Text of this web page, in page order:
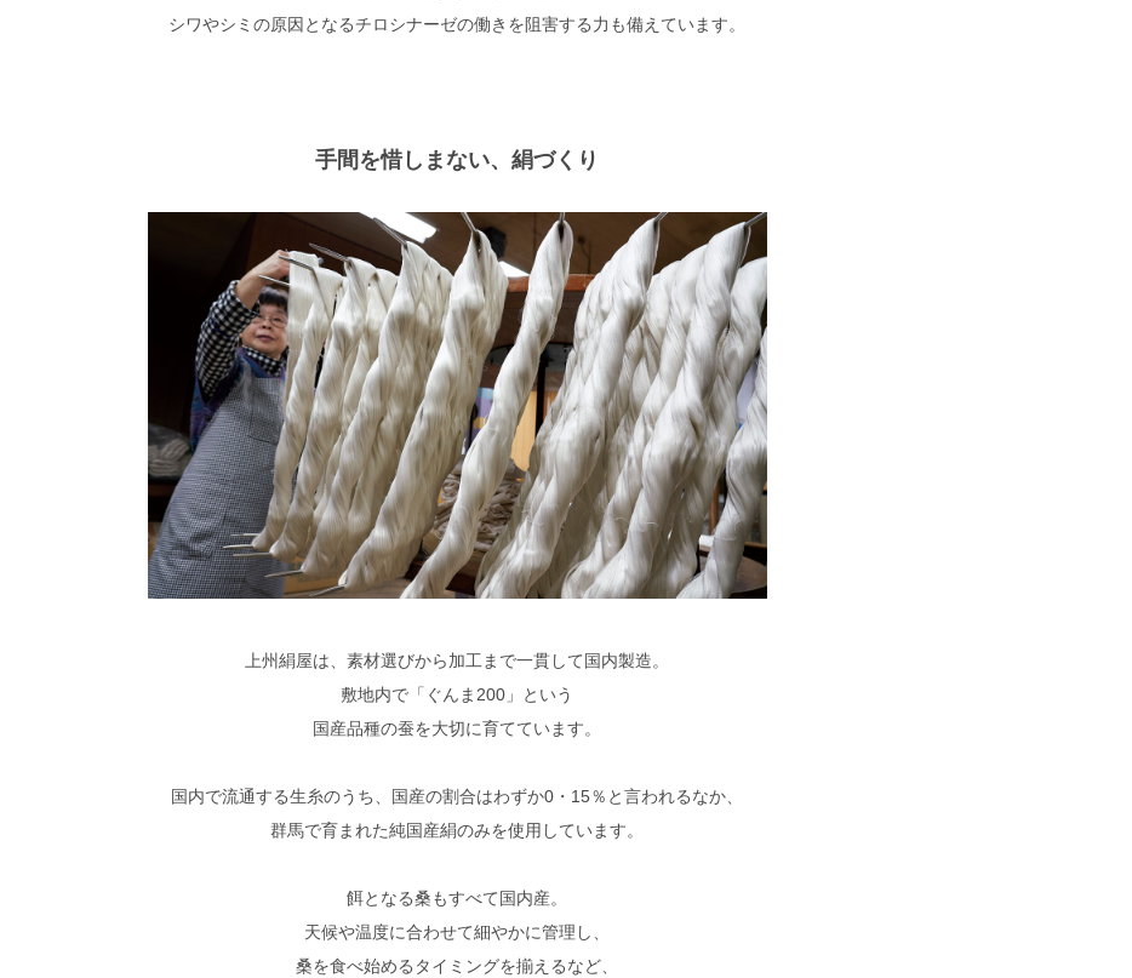
シワやシミの原因となるチロシナーゼの働きを阻害する力も備えています。
手間を惜しまない、絹づくり
上州絹屋は、素材選びから加工まで一貫して国内製造。
敷地内で「ぐんま200」という
国産品種の蚕を大切に育てています。
国内で流通する生糸のうち、国産の割合はわずか0・15％と言われるなか、
群馬で育まれた純国産絹のみを使用しています。
餌となる桑もすべて国内産。
天候や温度に合わせて細やかに管理し、
桑を食べ始めるタイミングを揃えるなど、